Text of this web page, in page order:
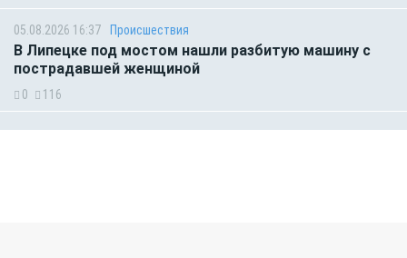
05.08.2026 16:37 Происшествия
В Липецке под мостом нашли разбитую машину с
пострадавшей женщиной
0 116